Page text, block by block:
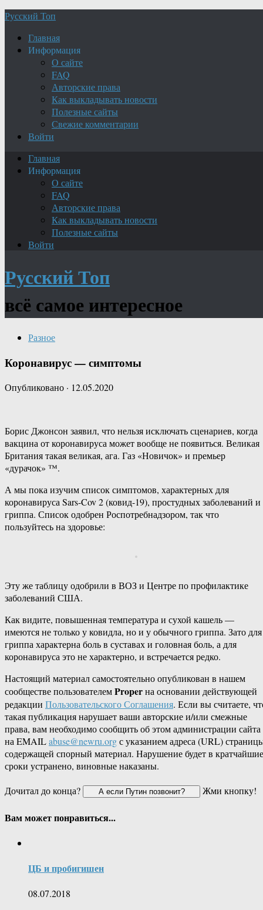
Русский Топ
Главная
Информация
О сайте
FAQ
Авторские права
Как выкладывать новости
Полезные сайты
Свежие комментарии
Войти
Главная
Информация
О сайте
FAQ
Авторские права
Как выкладывать новости
Полезные сайты
Войти
Русский Топ
всё самое интересное
Разное
Коронавирус — симптомы
Опубликовано · 12.05.2020
Борис Джонсон заявил, что нельзя исключать сценариев, когда
вакцина от коронавируса может вообще не появиться. Великая
Британия такая великая, ага. Газ «Новичок» и премьер
«дурачок» ™.
А мы пока изучим список симптомов, характерных для
коронавируса Sars-Cov 2 (ковид-19), простудных заболеваний и
гриппа. Список одобрен Роспотребнадзором, так что
пользуйтесь на здоровье:
Эту же таблицу одобрили в ВОЗ и Центре по профилактике
заболеваний США.
Как видите, повышенная температура и сухой кашель —
имеются не только у ковидла, но и у обычного гриппа. Зато для
гриппа характерна боль в суставах и головная боль, а для
коронавируса это не характерно, и встречается редко.
Настоящий материал самостоятельно опубликован в нашем
сообществе пользователемProperна основании действующей
редакции Пользовательского Соглашения. Если вы считаете,
такая публикация нарушает ваши авторские и/или смежные
права, вам необходимо сообщить об этом администрации сайта
на EMAILabuse@newru.orgс указанием адреса (URL)
содержащей спорный материал. Нарушение будет в кратчайшие
сроки устранено, виновные наказаны.
Дочитал до конца?
Жми кнопку!
Вам может понравиться...
ЦБ и пробигишен
08.07.2018